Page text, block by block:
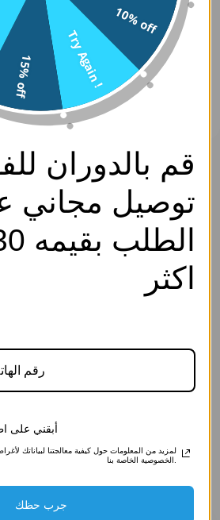
حلق - فضي ابيض - 0
سارة كوليكشن
SKU: EF4454-Silver White-0
اكسسوار- Access.
2.750د.ك
إجـعلـهـا هـديــة
صناعي)
3.500 د.ك
الوردية(ورد
صناعي)
الملاحظات
10% off
Try Again !
15% off
قم بالدوران
توصيل مجاني
اكثر
أبقني على
لمزيد من المعلومات حول كيفية معالجتنا لبياناتك
جرب حظك